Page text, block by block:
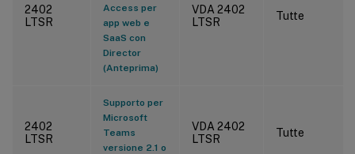
2402
LTSR
Access per
app web e
SaaS con
Director
(Anteprima)
VDA 2402
LTSR
Tutte
2402
LTSR
Supporto per
Microsoft
Teams
versione 2.1 o
VDA 2402
LTSR
Tutte